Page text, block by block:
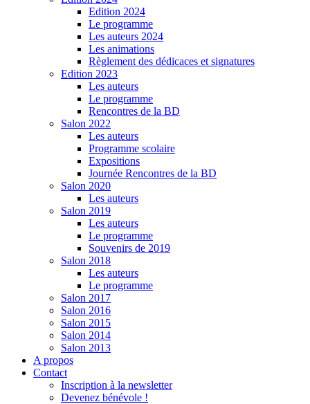
Edition 2024
Le programme
Les auteurs 2024
Les animations
Règlement des dédicaces et signatures
Edition 2023
Les auteurs
Le programme
Rencontres de la BD
Salon 2022
Les auteurs
Programme scolaire
Expositions
Journée Rencontres de la BD
Salon 2020
Les auteurs
Salon 2019
Les auteurs
Le programme
Souvenirs de 2019
Salon 2018
Les auteurs
Le programme
Salon 2017
Salon 2016
Salon 2015
Salon 2014
Salon 2013
A propos
Contact
Inscription à la newsletter
Devenez bénévole !